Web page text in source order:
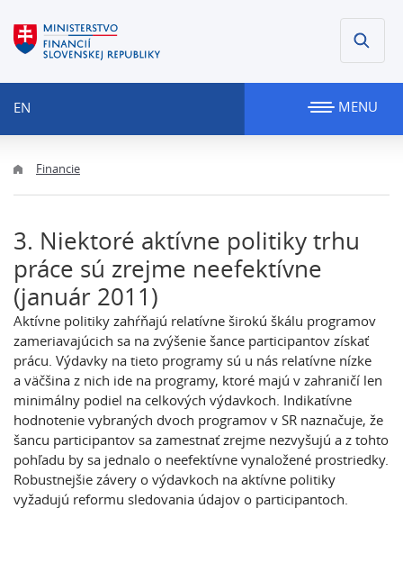
EN MENU
Financie
3. Niektoré aktívne politiky trhu
práce sú zrejme neefektívne
(január 2011)
Aktívne politiky zahŕňajú relatívne širokú škálu programov
zameriavajúcich sa na zvýšenie šance participantov získať
prácu. Výdavky na tieto programy sú u nás relatívne nízke
a väčšina z nich ide na programy, ktoré majú v zahraničí len
minimálny podiel na celkových výdavkoch. Indikatívne
hodnotenie vybraných dvoch programov v SR naznačuje, že
šancu participantov sa zamestnať zrejme nezvyšujú a z tohto
pohľadu by sa jednalo o neefektívne vynaložené prostriedky.
Robustnejšie závery o výdavkoch na aktívne politiky
vyžadujú reformu sledovania údajov o participantoch.